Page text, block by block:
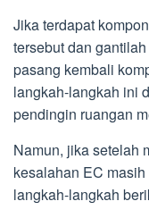
Jika terdapat
tersebut dan
pasang kembali
langkah-langkah ini
pendingin ruangan
Namun, jika setelah
kesalahan EC
langkah-langkah